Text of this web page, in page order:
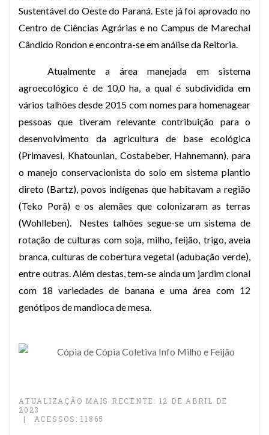
Sustentável do Oeste do Paraná. Este já foi aprovado no
Centro de Ciências Agrárias e no Campus de Marechal
Cândido Rondon e encontra-se em análise da Reitoria.
Atualmente a área manejada em sistema
agroecológico é de 10,0 ha, a qual é subdividida em
vários talhões desde 2015 com nomes para homenagear
pessoas que tiveram relevante contribuição para o
desenvolvimento da agricultura de base ecológica
(Primavesi, Khatounian, Costabeber, Hahnemann), para
o manejo conservacionista do solo em sistema plantio
direto (Bartz), povos indígenas que habitavam a região
(Teko Porã) e os alemães que colonizaram as terras
(Wohlleben).
Nestes talhões segue-se um sistema de
rotação de culturas com soja, milho, feijão, trigo, aveia
branca, culturas de cobertura vegetal (adubação verde),
entre outras. Além destas, tem-se ainda um jardim clonal
com 18 variedades de banana e uma área com 12
genótipos de mandioca de mesa.
ATUALIZAÇÃO MAIS RECENTE: 12 DE ABRIL DE
2023
ACESSOS: 11865